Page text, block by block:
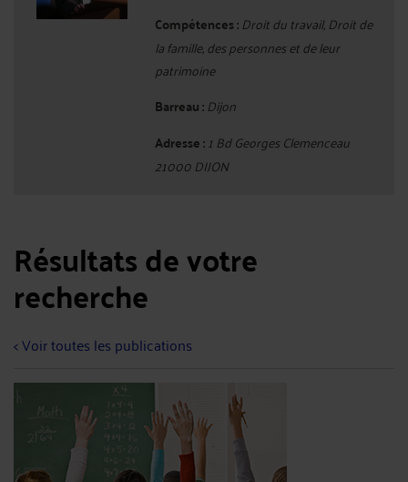
Compétences : Droit du travail, Droit de
la famille, des personnes et de leur
patrimoine
Barreau : Dijon
Adresse :1 Bd Georges Clemenceau
21000 DIJON
Résultats de votre
recherche
< Voir toutes les publications